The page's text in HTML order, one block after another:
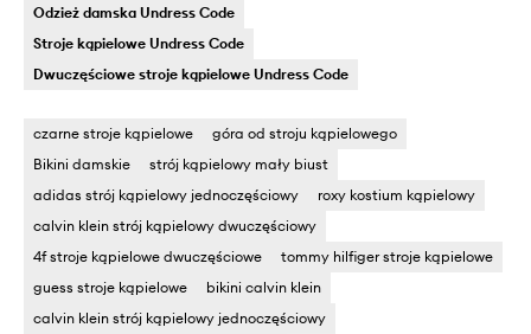
Odzież damska Undress Code
Stroje kąpielowe Undress Code
Dwuczęściowe stroje kąpielowe Undress Code
czarne stroje kąpielowe
góra od stroju kąpielowego
Bikini damskie
strój kąpielowy mały biust
adidas strój kąpielowy jednoczęściowy
roxy kostium kąpielowy
calvin klein strój kąpielowy dwuczęściowy
4f stroje kąpielowe dwuczęściowe
tommy hilfiger stroje kąpielowe
guess stroje kąpielowe
bikini calvin klein
calvin klein strój kąpielowy jednoczęściowy